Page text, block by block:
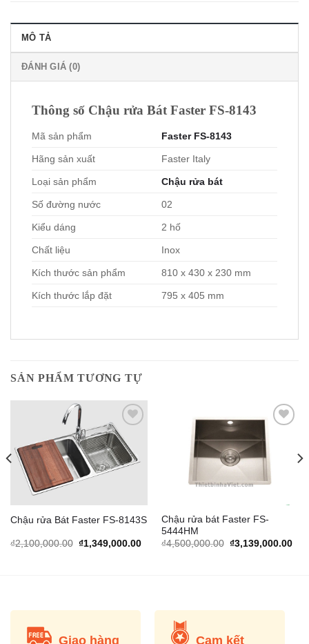
MÔ TẢ
ĐÁNH GIÁ (0)
Thông số Chậu rửa Bát Faster FS-8143
Mã sản phẩm Faster FS-8143
Hãng sản xuất Faster Italy
Loại sản phẩm Chậu rửa bát
Số đường nước 02
Kiểu dáng 2 hố
Chất liệu Inox
Kích thước sản phẩm 810 x 430 x 230 mm
Kích thước lắp đặt 795 x 405 mm
SẢN PHẨM TƯƠNG TỰ
Add to
Wishlist
Chậu rửa Bát Faster FS-8143S
₫2,100,000.00 Original
₫1,349,000.00Current
Add to
Wishlist
Chậu rửa bát Faster FS-
5444HM
₫4,500,000.00 Original
₫3,139,000.00
Giao hàng
Cam kết